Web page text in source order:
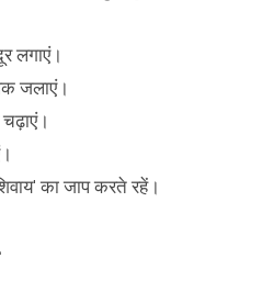
लगाएं।
जलाएं।
का जाप करते रहें।